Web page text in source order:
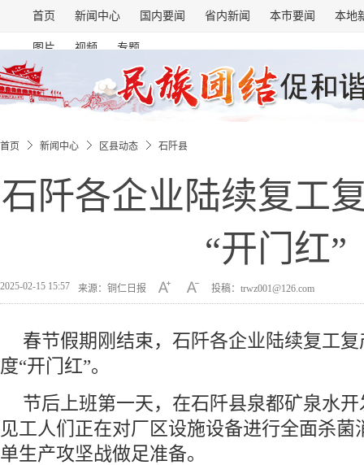
首页 新闻中心 国内要闻 省内新闻 本市要闻 本地
图片 视频 专题
首页 新闻中心 区县动态 石阡县
石阡各企业陆续复工
“开门红”
2025-02-15 15:57 来源：铜仁日报 投稿：trwz001@126.com
春节假期刚结束，石阡各企业陆续复工
度“开门红”。
节后上班第一天，在石阡县泉都矿泉水
见工人们正在对厂区设施设备进行全面杀菌
单生产攻坚战做足准备。